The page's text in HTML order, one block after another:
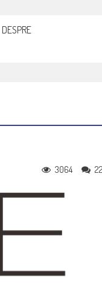
DESPRE
3064